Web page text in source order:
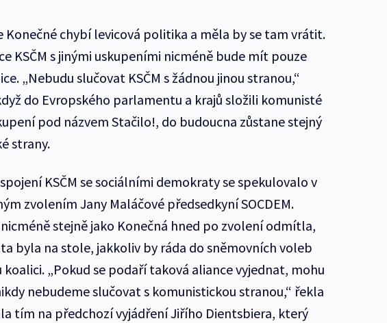
Konečné chybí levicová politika a měla by se tam vrátit.
KSČM s jinými uskupeními nicméně bude mít pouze
„Nebudu slučovat KSČM s žádnou jinou stranou,“
do Evropského parlamentu a krajů složili komunisté
pod názvem Stačilo!, do budoucna zůstane stejný
strany.
KSČM se sociálními demokraty se spekulovalo v
zvolením Jany Maláčové předsedkyní SOCDEM.
stejně jako Konečná hned po zvolení odmítla,
byla na stole, jakkoliv by ráda do sněmovních voleb
„Pokud se podaří taková aliance vyjednat, mohu
nebudeme slučovat s komunistickou stranou,“ řekla
tím na předchozí vyjádření Jiřího Dientsbiera, který